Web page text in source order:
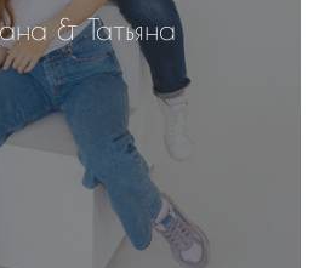
& Татьяна